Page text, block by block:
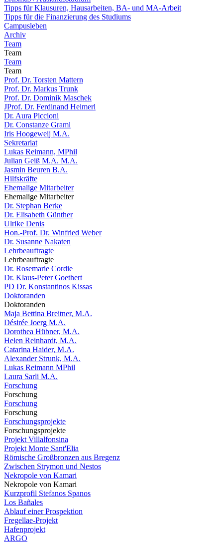
Tipps für Klausuren, Hausarbeiten, BA- und MA-Arbeit
Tipps für die Finanzierung des Studiums
Campusleben
Archiv
Team
Team
Team
Team
Prof. Dr. Torsten Mattern
Prof. Dr. Markus Trunk
Prof. Dr. Dominik Maschek
JProf. Dr. Ferdinand Heimerl
Dr. Aura Piccioni
Dr. Constanze Graml
Iris Hoogeweij M.A.
Sekretariat
Lukas Reimann, MPhil
Julian Geiß M.A. M.A.
Jasmin Beuren B.A.
Hilfskräfte
Ehemalige Mitarbeiter
Ehemalige Mitarbeiter
Dr. Stephan Berke
Dr. Elisabeth Günther
Ulrike Denis
Hon.-Prof. Dr. Winfried Weber
Dr. Susanne Nakaten
Lehrbeauftragte
Lehrbeauftragte
Dr. Rosemarie Cordie
Dr. Klaus-Peter Goethert
PD Dr. Konstantinos Kissas
Doktoranden
Doktoranden
Maja Bettina Breitner, M.A.
Désirée Joerg M.A.
Dorothea Hübner, M.A.
Helen Reinhardt, M.A.
Catarina Haider, M.A.
Alexander Strunk, M.A.
Lukas Reimann MPhil
Laura Sarli M.A.
Forschung
Forschung
Forschung
Forschung
Forschungsprojekte
Forschungsprojekte
Projekt Villalfonsina
Projekt Monte Sant'Elia
Römische Großbronzen aus Bregenz
Zwischen Strymon und Nestos
Nekropole von Kamari
Nekropole von Kamari
Kurzprofil Stefanos Spanos
Los Bañales
Ablauf einer Prospektion
Fregellae-Projekt
Hafenprojekt
ARGO